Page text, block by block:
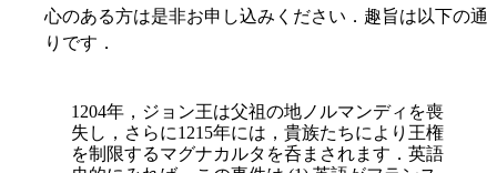
心のある方は是非お申し込みください．趣旨は以下の通
りです．
1204年，ジョン王は父祖の地ノルマンディを喪
失し，さらに1215年には，貴族たちにより王権
を制限するマグナカルタを呑まされます．英語